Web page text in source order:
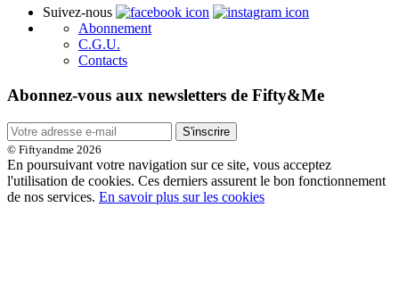
Suivez-nous
Abonnement
C.G.U.
Contacts
Abonnez-vous aux newsletters de Fifty&Me
S'inscrire
© Fiftyandme 2026
En poursuivant votre navigation sur ce site, vous acceptez
l'utilisation de cookies. Ces derniers assurent le bon fonctionnement
de nos services. En savoir plus sur les cookies